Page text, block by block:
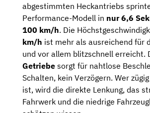
abgestimmten Heckantriebs
Performance-Modell in nur 6,6
100 km/h. Die
km/h ist mehr als ausreichend für
und vor allem blitzschnell erreicht.
Getriebe sorgt für nahtlose
Schalten, kein Verzögern. Wer
ist, wird die direkte Lenkung, das
Fahrwerk und die niedrige